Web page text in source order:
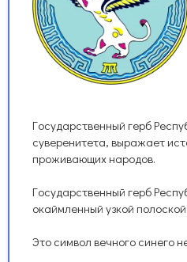
Государственный герб
суверенитета, выражает
проживающих народов.
Государственный герб
окаймленный узкой
Это символ вечного синего